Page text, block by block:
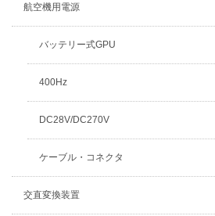
航空機用電源
バッテリー式GPU
400Hz
DC28V/DC270V
ケーブル・コネクタ
交直変換装置